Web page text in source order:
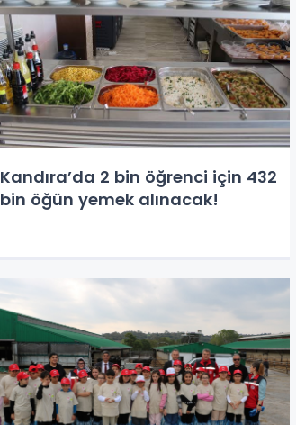
Kandıra’da 2 bin öğrenci için 432
bin öğün yemek alınacak!